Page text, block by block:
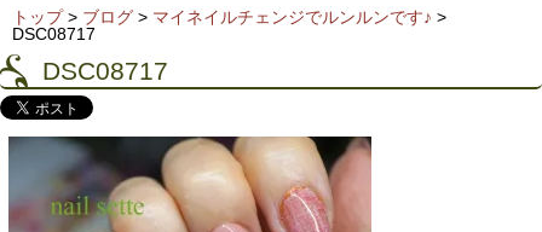
トップ> ブログ > マイネイルチェンジでルンルンです♪ >
DSC08717
DSC08717